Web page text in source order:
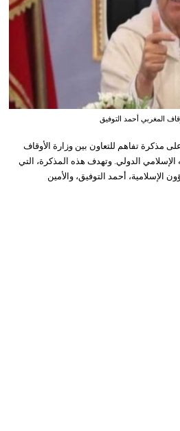
المغربي أحمد التوفيق
مذكرة تفاهم للتعاون بين وزارة الأوقاف
الدولي. وتهدف هذه المذكرة، التي
الإسلامية، أحمد التوفيق، والأمين